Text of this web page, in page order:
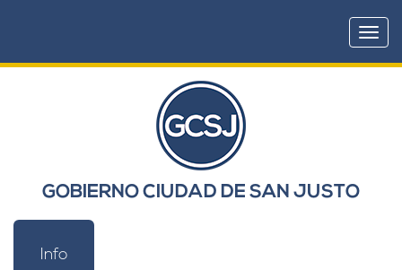
GOBIERNO CIUDAD DE SAN JUSTO
Info